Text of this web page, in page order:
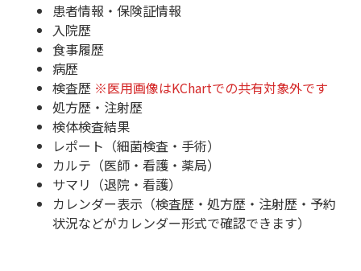
患者情報・保険証情報
入院歴
食事履歴
病歴
検査歴 ※医用画像はKChartでの共有対象外です
処方歴・注射歴
検体検査結果
レポート（細菌検査・手術）
カルテ（医師・看護・薬局）
サマリ（退院・看護）
カレンダー表示（検査歴・処方歴・注射歴・予約
状況などがカレンダー形式で確認できます）